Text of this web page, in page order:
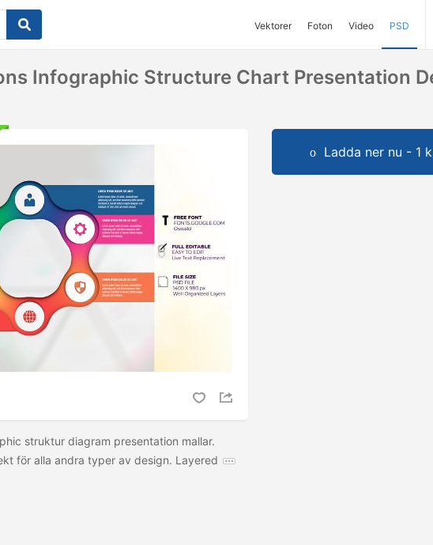
Vektorer Foton Video PSD
Infographic Structure Chart Presentation
struktur diagram presentation mallar.
för alla andra typer av design. Layered
Ladda ner nu - 1